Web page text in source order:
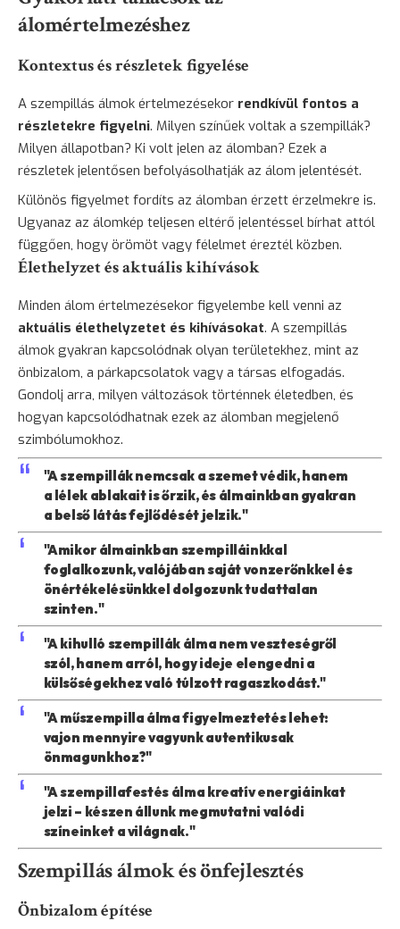
álomértelmezéshez
Kontextus és részletek figyelése
A szempillás álmok értelmezésekor rendkívül fontos a
részletekre figyelni. Milyen színűek voltak a szempillák?
Milyen állapotban? Ki volt jelen az álomban? Ezek a
részletek jelentősen befolyásolhatják az álom jelentését.
Különös figyelmet fordíts az álomban érzett érzelmekre is.
Ugyanaz az álomkép teljesen eltérő jelentéssel bírhat attól
függően, hogy örömöt vagy félelmet éreztél közben.
Élethelyzet és aktuális kihívások
Minden álom értelmezésekor figyelembe kell venni az
aktuális élethelyzetet és kihívásokat. A szempillás
álmok gyakran kapcsolódnak olyan területekhez, mint az
önbizalom, a párkapcsolatok vagy a társas elfogadás.
Gondolj arra, milyen változások történnek életedben, és
hogyan kapcsolódhatnak ezek az álomban megjelenő
szimbólumokhoz.
"A szempillák nemcsak a szemet védik, hanem
a lélek ablakait is őrzik, és álmainkban gyakran
a belső látás fejlődését jelzik."
"Amikor álmainkban szempilláinkkal
foglalkozunk, valójában saját vonzerőnkkel és
önértékelésünkkel dolgozunk tudattalan
szinten."
"A kihulló szempillák álma nem veszteségről
szól, hanem arról, hogy ideje elengedni a
külsőségekhez való túlzott ragaszkodást."
"A műszempilla álma figyelmeztetés lehet:
vajon mennyire vagyunk autentikusak
önmagunkhoz?"
"A szempillafestés álma kreatív energiáinkat
jelzi – készen állunk megmutatni valódi
színeinket a világnak."
Szempillás álmok és önfejlesztés
Önbizalom építése